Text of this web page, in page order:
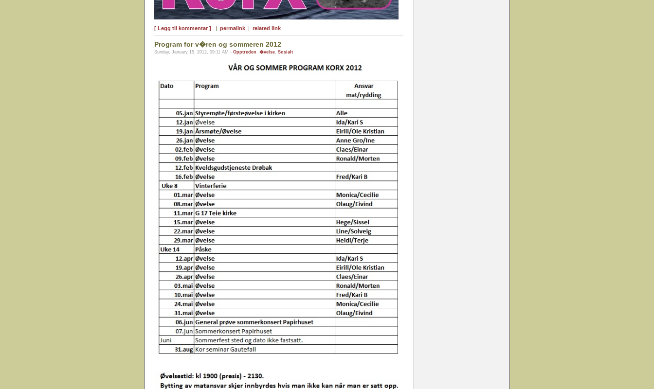
[ Legg til kommentar ] | permalink | related link
Program for v�ren og sommeren 2012
Sunday, January 15, 2012, 09:11 AM - Opptreden , �velse, Sosialt